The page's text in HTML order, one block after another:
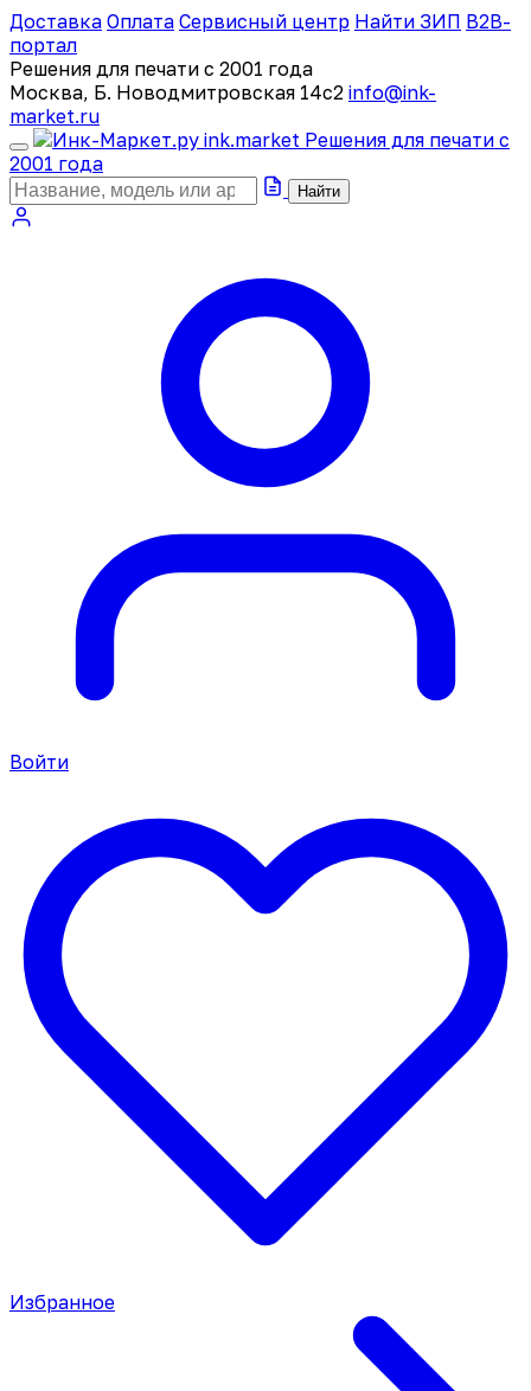
Доставка Оплата Сервисный центр Найти ЗИП B2B-
портал
Решения для печати с 2001 года
Москва, Б. Новодмитровская 14с2 info@ink-
market.ru
ink.market Решения для печати с
2001 года
Найти
Войти
Избранное